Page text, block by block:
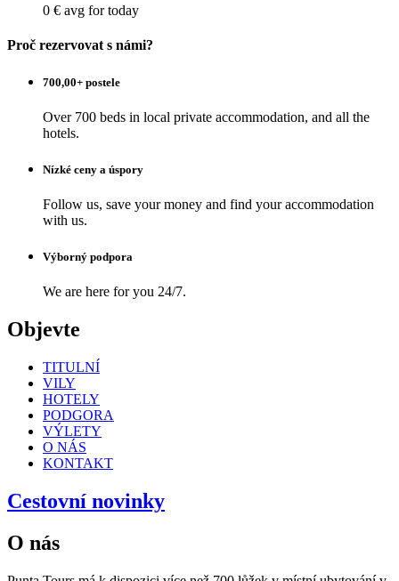
0 € avg for today
Proč rezervovat s námi?
700,00+ postele
Over 700 beds in local private accommodation, and all the
hotels.
Nízké ceny a úspory
Follow us, save your money and find your accommodation
with us.
Výborný podpora
We are here for you 24/7.
Objevte
TITULNÍ
VILY
HOTELY
PODGORA
VÝLETY
O NÁS
KONTAKT
Cestovní novinky
O nás